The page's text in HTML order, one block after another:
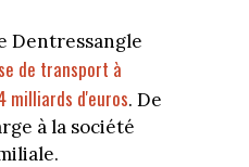
Dentressangle
de transport à
milliards d'euros. De
à la société